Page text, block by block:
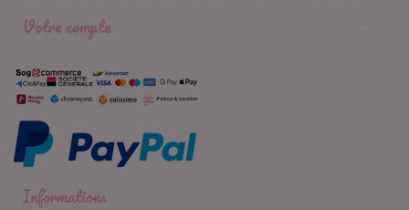
Votre compte
Informations